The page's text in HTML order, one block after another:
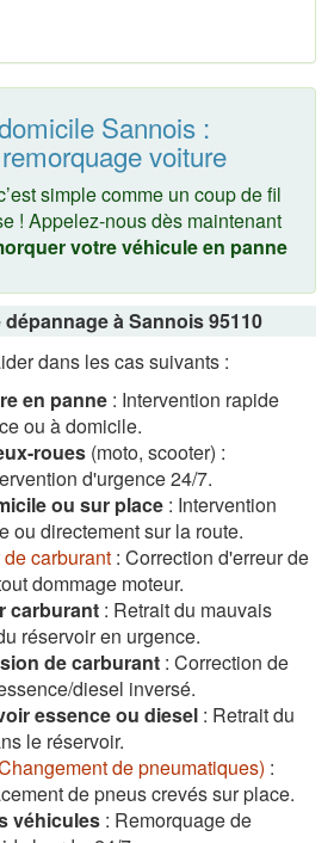
Sannois :
voiture
simple comme un coup de fil
! Appelez-nous dès maintenant
votre véhicule en panne
à Sannois 95110
dans les cas suivants :
en panne : Intervention rapide
ou à domicile.
roues (moto, scooter) :
d'urgence 24/7.
ou sur place : Intervention
ou directement sur la route.
carburant : Correction d'erreur de
dommage moteur.
carburant : Retrait du mauvais
réservoir en urgence.
de carburant : Correction de
diesel inversé.
essence ou diesel : Retrait du
le réservoir.
de pneumatiques) :
de pneus crevés sur place.
véhicules : Remorquage de